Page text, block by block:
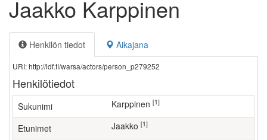
Jaakko Karppinen
Henkilön tiedot Aikajana
URI: http://ldf.fi/warsa/actors/person_p279252
Henkilötiedot
Sukunimi Karppinen [1]
Etunimet Jaakko [1]